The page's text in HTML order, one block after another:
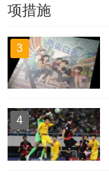
项措施
3
4